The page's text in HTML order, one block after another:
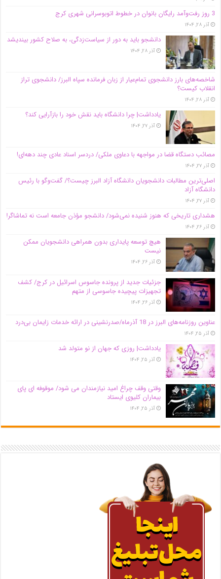
3 روز رفت‌وآمد رایگان بانوان در خطوط اتوبوسرانی شهری کرج
آذر ۲۸, ۱۴۰۴
دانشجو باید به دور از سیاست‌زدگی، به صلاح کشور بیندیشد
آذر ۲۸, ۱۴۰۴
شاخصه‌های بارز دانشجوی تمام‌عیار از زبان فرمانده سپاه البرز/ دانشجوی تراز
انقلاب کیست؟
آذر ۲۸, ۱۴۰۴
یادداشت| چرا دانشگاه باید نقش خود را بازآرایی کند؟
آذر ۲۷, ۱۴۰۴
مصائب دستگاه قضا در مواجهه با دعاوی ملکی/ دردسر اسناد عادی چند‌ دهه‌ای!
آذر ۲۷, ۱۴۰۴
اصلی‌ترین مطالبات دانشجویان دانشگاه آزاد البرز چیست؟/ گفت‌وگو با رئیس
دانشگاه آز‌اد
آذر ۲۷, ۱۴۰۴
هشداری تاریخی که هنوز شنیده نمی‌شود/ دانشجو مؤذن جامعه است نه تماشاگر!
آذر ۲۶, ۱۴۰۴
هیچ توسعه پایداری بدون همراهی دانشجویان ممکن
نیست
آذر ۲۶, ۱۴۰۴
جزئیات جدید از پرونده جاسوس اسرائیل در کرج/‌ کشف
تجهیزات پیچیده جاسوسی از متهم
آذر ۲۶, ۱۴۰۴
عناوین روزنامه‌های البرز در ‌18 آذرماه/صدرنشینی در ارائه خدمات زایمان بی‌درد
آذر ۲۵, ۱۴۰۴
یادداشت| روزی که جهان از نو متولد شد
آذر ۲۵, ۱۴۰۴
وقتی وقف چراغ امید نیازمندان می شود/ موقوفه ای پای
بیماران کلیوی ایستاد
آذر ۲۵, ۱۴۰۴